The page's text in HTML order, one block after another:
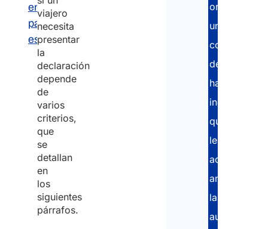
en Italia
para
estudiantes
viajero
necesita
presentar
la
declaración
depende
de
varios
criterios,
que
se
detallan
en
los
siguientes
párrafos.
un
consultor
de
habla
inglesa
que
le
acompañará
ante
las
autoridades